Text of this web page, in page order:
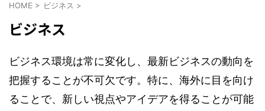
HOME > ビジネス >
ビジネス
ビジネス環境は常に変化し、最新ビジネスの動向を
把握することが不可欠です。特に、海外に目を向け
ることで、新しい視点やアイデアを得ることが可能